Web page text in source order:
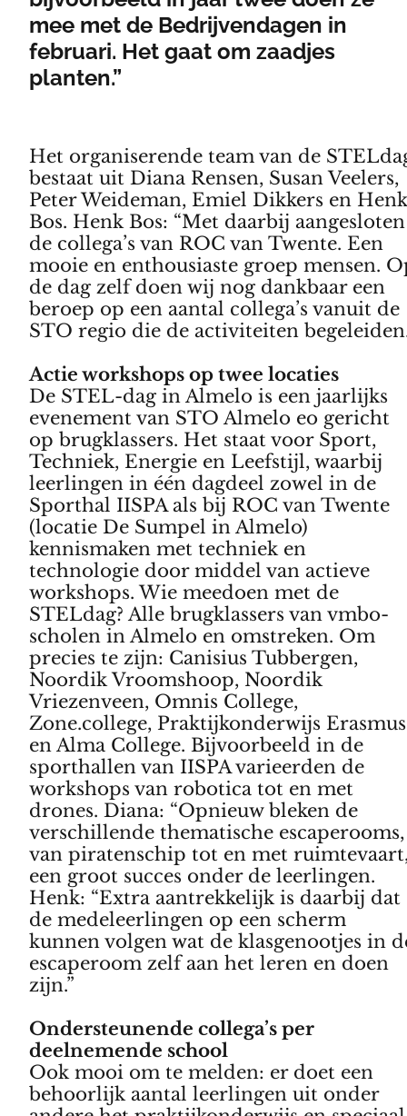
mee met de Bedrijvendagen in
februari. Het gaat om zaadjes
planten.”
Het organiserende team van de
bestaat uit Diana Rensen, Susan Veelers,
Peter Weideman, Emiel Dikkers en
Bos. Henk Bos: “Met daarbij aangesloten
de collega’s van ROC van Twente. Een
mooie en enthousiaste groep mensen.
de dag zelf doen wij nog dankbaar een
beroep op een aantal collega’s vanuit de
STO regio die de activiteiten
Actie workshops op twee locaties
De STEL-dag in Almelo is een jaarlijks
evenement van STO Almelo eo gericht
op brugklassers. Het staat voor Sport,
Techniek, Energie en Leefstijl, waarbij
leerlingen in één dagdeel zowel in de
Sporthal IISPA als bij ROC van Twente
(locatie De Sumpel in Almelo)
kennismaken met techniek en
technologie door middel van actieve
workshops. Wie meedoen met de
STELdag? Alle brugklassers van vmbo-
scholen in Almelo en omstreken. Om
precies te zijn: Canisius Tubbergen,
Noordik Vroomshoop, Noordik
Vriezenveen, Omnis College,
Zone.college, Praktijkonderwijs
en Alma College. Bijvoorbeeld in de
sporthallen van IISPA varieerden de
workshops van robotica tot en met
drones. Diana: “Opnieuw bleken de
verschillende thematische escaperooms,
van piratenschip tot en met
een groot succes onder de leerlingen.
Henk: “Extra aantrekkelijk is daarbij dat
de medeleerlingen op een scherm
kunnen volgen wat de klasgenootjes in
escaperoom zelf aan het leren en doen
zijn.”
Ondersteunende collega’s per
deelnemende school
Ook mooi om te melden: er doet een
behoorlijk aantal leerlingen uit onder